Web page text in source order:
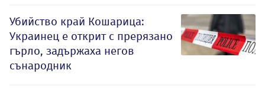
Убийство край Кошарица:
Украинец е открит с прерязано
гърло, задържаха негов
сънародник